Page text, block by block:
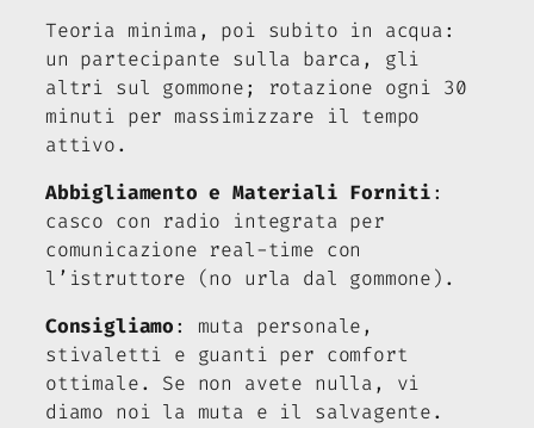
Teoria minima, poi subito in acqua:
un partecipante sulla barca, gli
altri sul gommone; rotazione ogni 30
minuti per massimizzare il tempo
attivo.
Abbigliamento e Materiali Forniti:
casco con radio integrata per
comunicazione real-time con
l’istruttore (no urla dal gommone).
Consigliamo: muta personale,
stivaletti e guanti per comfort
ottimale. Se non avete nulla, vi
diamo noi la muta e il salvagente.